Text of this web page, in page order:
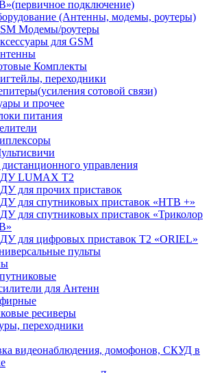
подключение)
(Антенны, модемы, роутеры)
Модемы/роутеры
для GSM
Комплекты
переходники
сотовой связи)
и прочее
питания
управления
LUMAX Т2
для прочих приставок
для спутниковых приставок «НТВ +»
для спутниковых приставок «Триколор
для цифровых приставок Т2 «ORIEL»
пульты
для Антенн
ресиверы
переходники
видеонаблюдения, домофонов, СКУД в